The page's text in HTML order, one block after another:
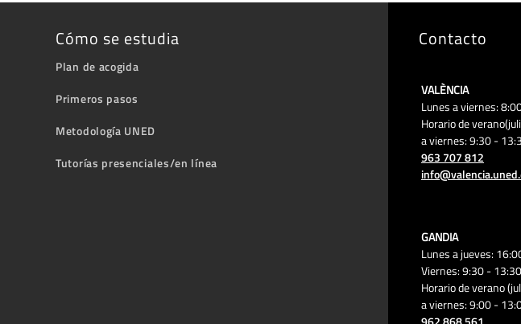
Cómo se estudia
Plan de acogida
Primeros pasos
Metodología UNED
Tutorías presenciales/en línea
Contacto
VALÈNCIA
Lunes a viernes:
Horario de
a viernes: 9:30 -
963 707 812
GANDIA
Lunes a jueves:
Viernes: 9:30 - 13:30
Horario de verano
a viernes: 9:00 -